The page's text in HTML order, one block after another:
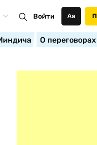
Войти Аа
О